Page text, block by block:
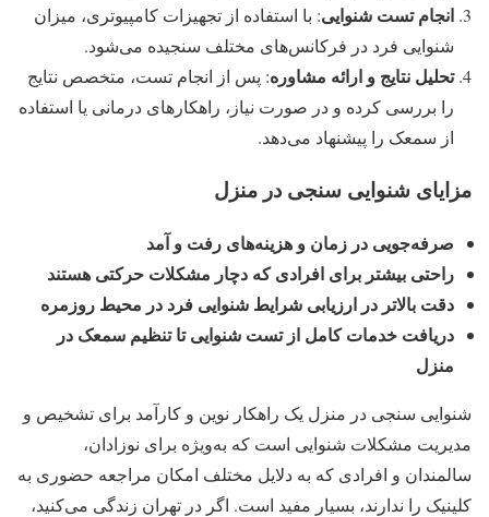
انجام تست شنوایی: با استفاده از تجهیزات کامپیوتری، میزان
شنوایی فرد در فرکانس‌های مختلف سنجیده می‌شود.
تحلیل نتایج و ارائه مشاوره: پس از انجام تست، متخصص نتایج
را بررسی کرده و در صورت نیاز، راهکارهای درمانی یا استفاده
از سمعک را پیشنهاد می‌دهد.
مزایای شنوایی سنجی در منزل
صرفه‌جویی در زمان و هزینه‌های رفت و آمد
راحتی بیشتر برای افرادی که دچار مشکلات حرکتی هستند
دقت بالاتر در ارزیابی شرایط شنوایی فرد در محیط روزمره
دریافت خدمات کامل از تست شنوایی تا تنظیم سمعک در
منزل
شنوایی سنجی در منزل یک راهکار نوین و کارآمد برای تشخیص و
مدیریت مشکلات شنوایی است که به‌ویژه برای نوزادان،
سالمندان و افرادی که به دلایل مختلف امکان مراجعه حضوری به
کلینیک را ندارند، بسیار مفید است. اگر در تهران زندگی می‌کنید،